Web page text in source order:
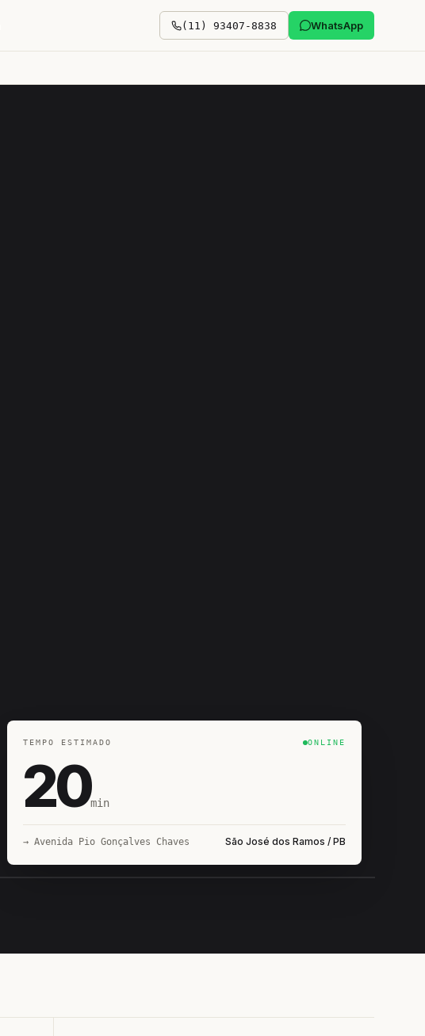
(11) 93407-8838 WhatsApp
TEMPO ESTIMADO ONLINE
20min
→ Avenida Pio Gonçalves Chaves São José dos Ramos / PB